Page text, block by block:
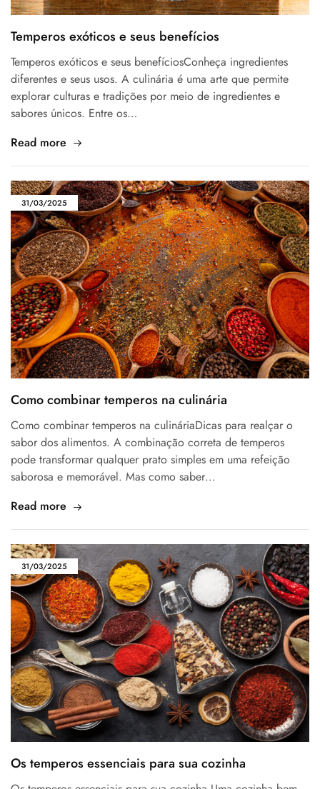
Temperos exóticos e seus benefícios
Temperos exóticos e seus benefíciosConheça ingredientes
diferentes e seus usos. A culinária é uma arte que permite
explorar culturas e tradições por meio de ingredientes e
sabores únicos. Entre os…
Read more
31/03/2025
Como combinar temperos na culinária
Como combinar temperos na culináriaDicas para realçar o
sabor dos alimentos. A combinação correta de temperos
pode transformar qualquer prato simples em uma refeição
saborosa e memorável. Mas como saber…
Read more
31/03/2025
Os temperos essenciais para sua cozinha